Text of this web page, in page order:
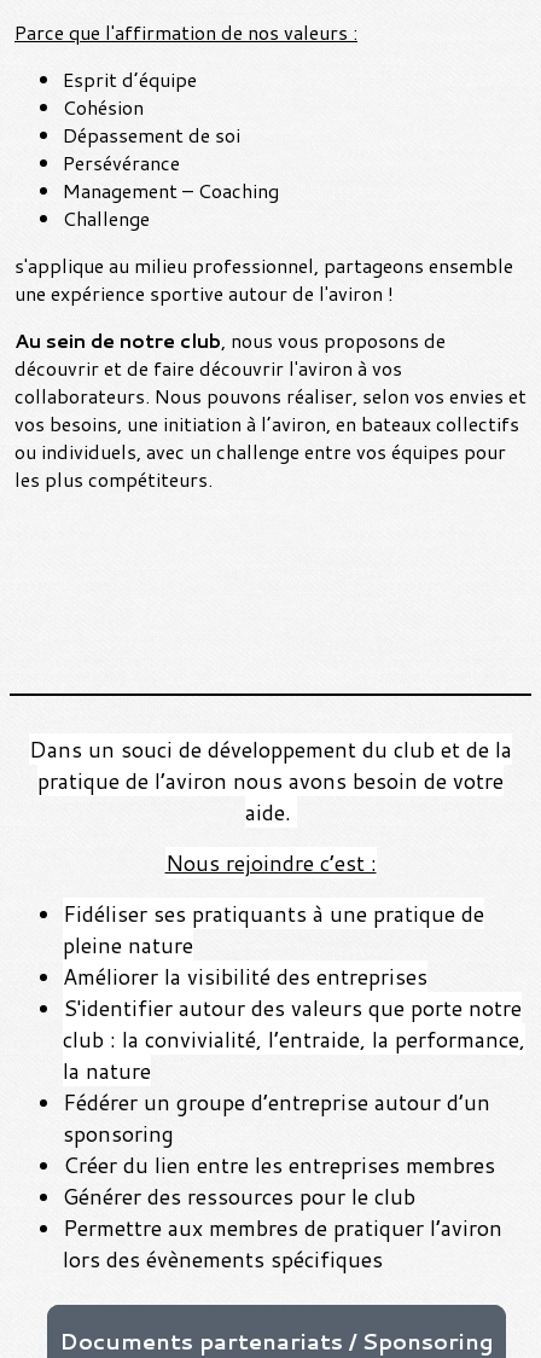
Parce que l'affirmation de nos valeurs :
Esprit d’équipe
Cohésion
Dépassement de soi
Persévérance
Management – Coaching
Challenge
s'applique au milieu professionnel, partageons ensemble
une expérience sportive autour de l'aviron !
Au sein de notre club, nous vous proposons de
découvrir et de faire découvrir l'aviron à vos
collaborateurs. Nous pouvons réaliser, selon vos envies et
vos besoins, une initiation à l’aviron, en bateaux collectifs
ou individuels, avec un challenge entre vos équipes pour
les plus compétiteurs.
Dans un souci de développement du club et de la
pratique de l’aviron nous avons besoin de votre
aide.
Nous rejoindre c’est :
Fidéliser ses pratiquants à une pratique de
pleine nature
Améliorer la visibilité des entreprises
S'identifier autour des valeurs que porte notre
club : la convivialité, l’entraide, la performance,
la nature
Fédérer un groupe d’entreprise autour d’un
sponsoring
Créer du lien entre les entreprises membres
Générer des ressources pour le club
Permettre aux membres de pratiquer l’aviron
lors des évènements spécifiques
Documents partenariats / Sponsoring